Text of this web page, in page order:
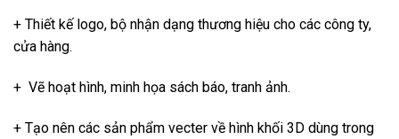
+ Thiết kế logo, bộ nhận dạng thương hiệu cho các công ty,
cửa hàng.
+ Vẽ hoạt hình, minh họa sách báo, tranh ảnh.
+ Tạo nên các sản phẩm vecter về hình khối 3D dùng trong